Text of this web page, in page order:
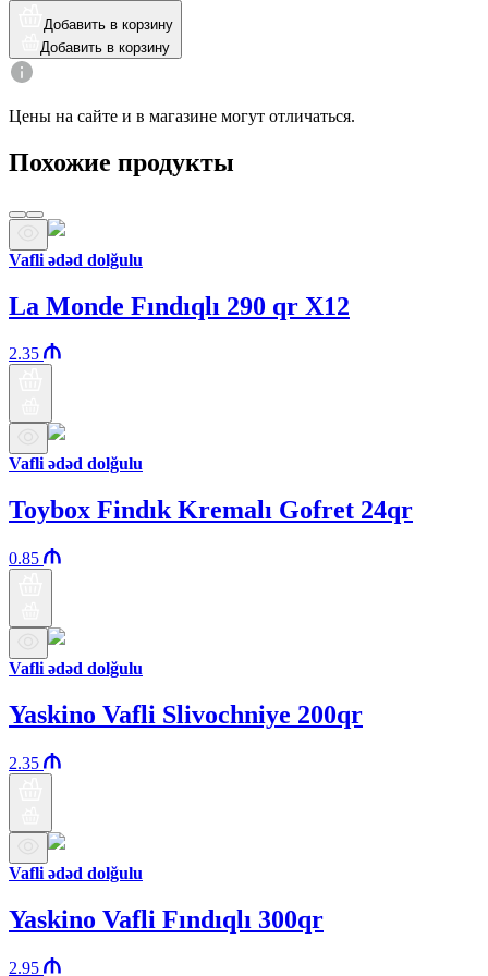
Добавить в корзину
Добавить в корзину
Цены на сайте и в магазине могут отличаться.
Похожие продукты
Vafli ədəd dolğulu
La Monde Fındıqlı 290 qr X12
2.35
Vafli ədəd dolğulu
Toybox Findık Kremalı Gofret 24qr
0.85
Vafli ədəd dolğulu
Yaskino Vafli Slivochniye 200qr
2.35
Vafli ədəd dolğulu
Yaskino Vafli Fındıqlı 300qr
2.95